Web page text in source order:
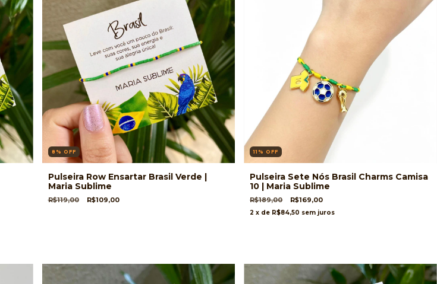
8 % OFF
Pulseira Row Ensartar Brasil Verde |
Maria Sublime
R$119,00 R$109,00
11% OFF
Pulseira Sete Nós Brasil Charms Camisa
10 | Maria Sublime
R$189,00 R$169,00
2 x de R$84,50 sem juros